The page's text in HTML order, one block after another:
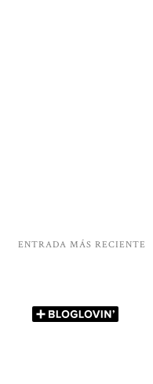
ENTRADA MÁS RECIENTE